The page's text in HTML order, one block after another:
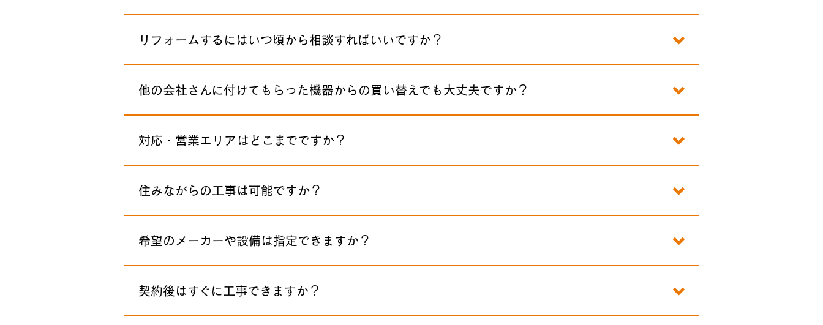
リフォームするにはいつ頃から相談すればいいですか？
他の会社さんに付けてもらった機器からの買い替えでも大丈夫ですか？
対応・営業エリアはどこまでですか？
住みながらの工事は可能ですか？
希望のメーカーや設備は指定できますか？
契約後はすぐに工事できますか？